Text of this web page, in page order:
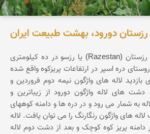
دورود، بهشت طبیعت ایران
دشت لاله های واژگون رزستان (Razestan) یا رزسو در ده کیلومتری
دره اسپر در ارتفاعات پریزکوه واقع شده
لاله های واژگون نیمه دوم فروردین و
های لاله واژگون دورود از زیباترین و
به شمار می رود و در دره ها و دامنه کوههای
این منطقه انواع مختلف لاله های واژگون رنگارنگ را می توان یافت. لاله
دامنه پریز کوه کوچک و بعد از دشت دوم لاله